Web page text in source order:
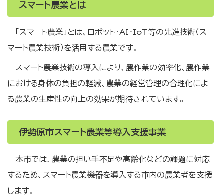
スマート農業とは
「スマート農業」とは、ロボット・AI・IoT等の先進技術（ス
マート農業技術）を活用する農業です。
スマート農業技術の導入により、農作業の効率化、農作業
における身体の負担の軽減、農業の経営管理の合理化によ
る農業の生産性の向上の効果が期待されています。
伊勢原市スマート農業等導入支援事業
本市では、農業の担い手不足や高齢化などの課題に対応
するため、スマート農業機器を導入する市内の農業者を支援
します。